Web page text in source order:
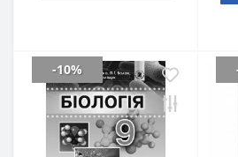
-10%